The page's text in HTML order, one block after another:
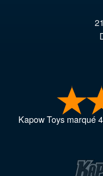
Kapow Toysmarqué